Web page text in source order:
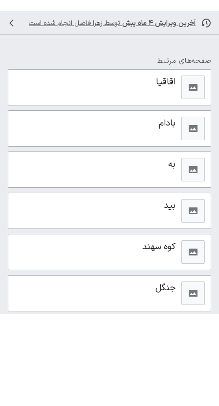
آخرین ویرایش ۴ ماه پیش توسط زهرا فاضل انجام شده است
صفحه‌های مرتبط
اقاقیا
بادام
به
بید
کوه سهند
جنگل